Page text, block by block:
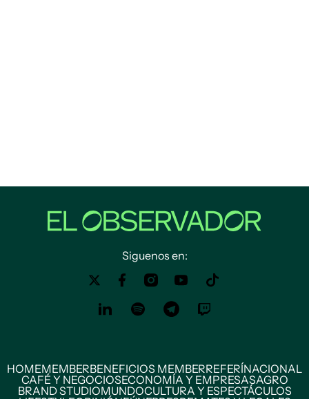
Siguenos en:
HOMEMEMBERBENEFICIOS MEMBERREFERÍNACIONAL
CAFÉ Y NEGOCIOSECONOMÍA Y EMPRESASAGRO
BRAND STUDIOMUNDOCULTURA Y ESPECTÁCULOS